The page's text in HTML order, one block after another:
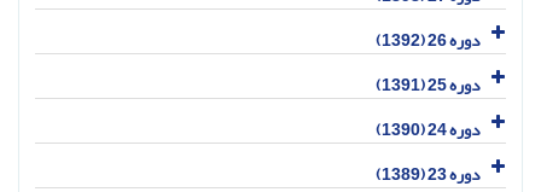
دوره 26 (1392)
دوره 25 (1391)
دوره 24 (1390)
دوره 23 (1389)